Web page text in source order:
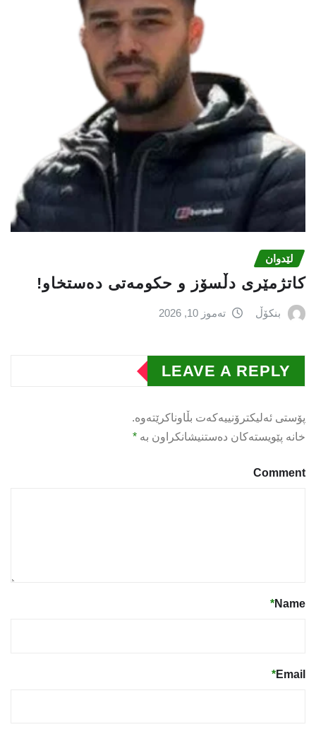
لێدوان
کاتژمێری دڵسۆز و حکومەتی دەستخاو!
بنکۆڵ تەموز 10, 2026
LEAVE A REPLY
پۆستی ئەلیکترۆنییەکەت بڵاوناکرێتەوە.
خانە پێویستەکان دەستنیشانکراون بە *
Comment
Name
*
Email
*